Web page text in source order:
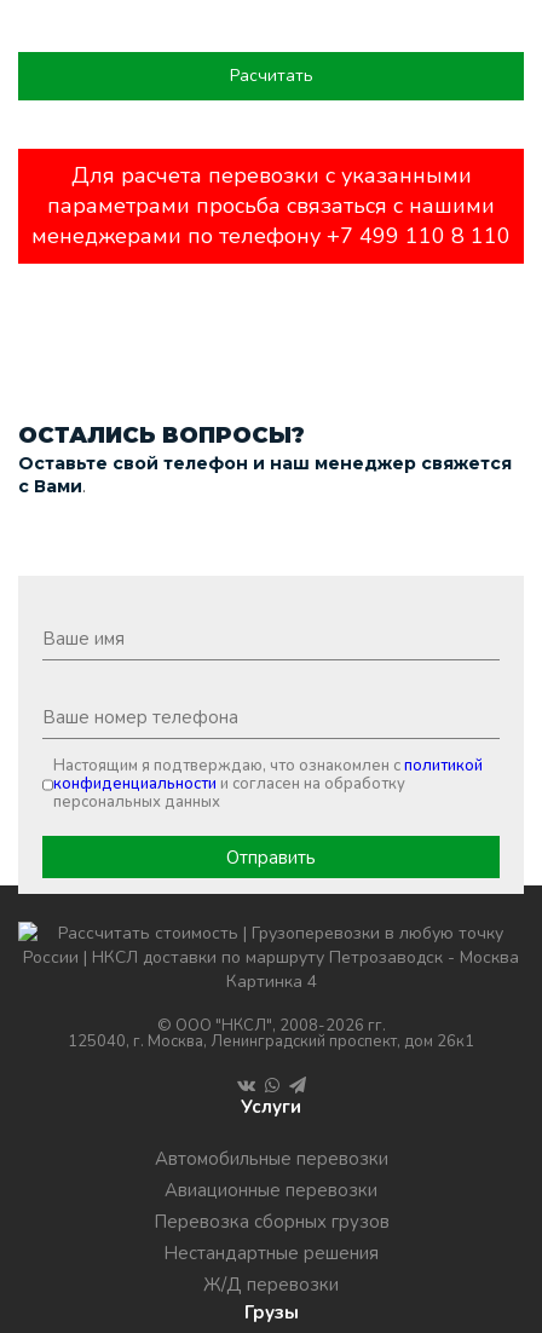
Расчитать
Для расчета перевозки с указанными
параметрами просьба связаться с нашими
менеджерами по телефону +7 499 110 8 110
ОСТАЛИСЬ ВОПРОСЫ?
Оставьте свой телефон и наш менеджер свяжется
с Вами.
Настоящим я подтверждаю, что ознакомлен сполитикой
конфиденциальности и согласен на обработку
персональных данных
© ООО "НКСЛ", 2008-2026 гг.
125040, г. Москва, Ленинградский проспект, дом 26к1
Услуги
Автомобильные перевозки
Авиационные перевозки
Перевозка сборных грузов
Нестандартные решения
Ж/Д перевозки
Грузы